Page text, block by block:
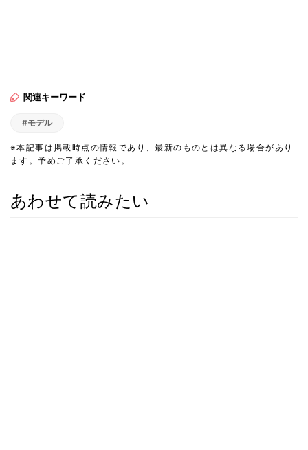
関連キーワード
#モデル
※本記事は掲載時点の情報であり、最新のものとは異なる場合があり
ます。予めご了承ください。
あわせて読みたい